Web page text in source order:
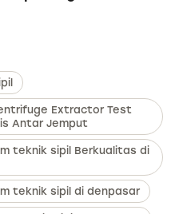
Extractor Test
Antar Jemput
teknik sipil Berkualitas di
teknik sipil di denpasar